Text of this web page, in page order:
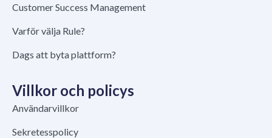
Customer Success Management
Varför välja Rule?
Dags att byta plattform?
Villkor och policys
Användarvillkor
Sekretesspolicy